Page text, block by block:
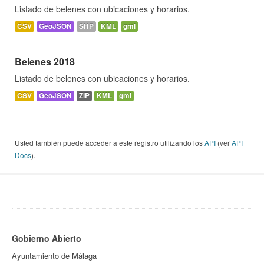
Listado de belenes con ubicaciones y horarios.
CSV GeoJSON SHP KML gml
Belenes 2018
Listado de belenes con ubicaciones y horarios.
CSV GeoJSON ZIP KML gml
Usted también puede acceder a este registro utilizando losAPI (verAPI
Docs).
Gobierno Abierto
Ayuntamiento de Málaga